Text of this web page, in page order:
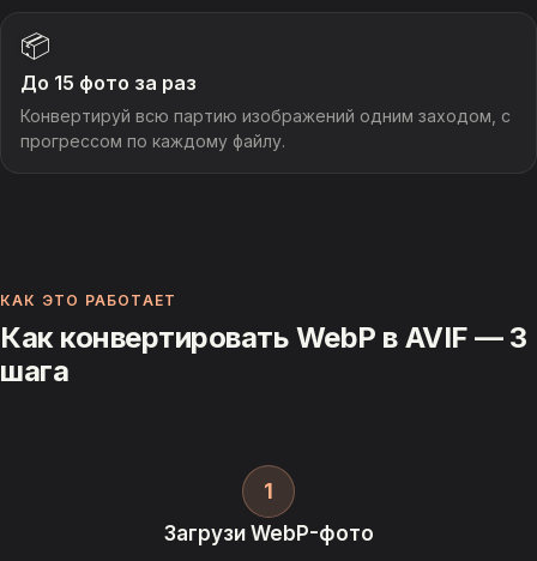
📦
До 15 фото за раз
Конвертируй всю партию изображений одним заходом, с
прогрессом по каждому файлу.
КАК ЭТО РАБОТАЕТ
Как конвертировать WebP в AVIF — 3
шага
1
Загрузи WebP-фото